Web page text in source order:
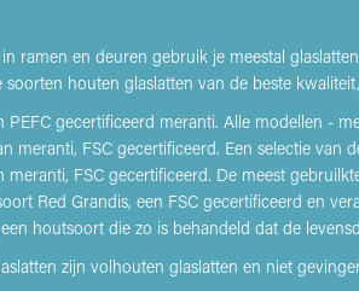
ramen en deuren gebruik je meestal
soorten houten glaslatten van de beste
PEFC gecertificeerd meranti. Alle modellen -
meranti, FSC gecertificeerd. Een selectie
meranti, FSC gecertificeerd. De meest
Red Grandis, een FSC gecertificeerd en
houtsoort die zo is behandeld dat de
zijn volhouten glaslatten en niet